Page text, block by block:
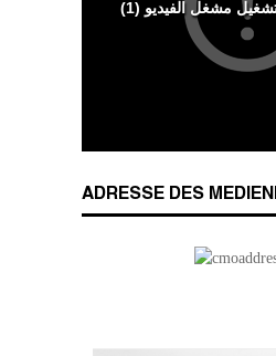
ADRESSE DES